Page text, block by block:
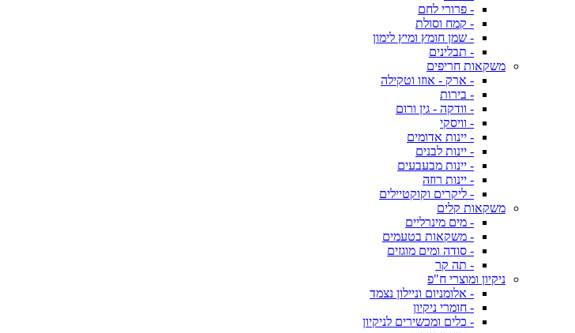
- פרורי לחם
- קמח וסולת
- שמן חומץ ומיץ לימון
- תבלינים
משקאות חריפים
- ארק - אוזו וטקילה
- בירות
- וודקה - גין ורום
- וויסקי
- יינות אדומים
- יינות לבנים
- יינות מבעבעים
- יינות רוזה
- ליקרים וקוקטיילים
משקאות קלים
- מים מינרליים
- משקאות בטעמים
- סודה ומים מוגזים
- תה קר
ניקיון ומוצרי ח"פ
- אלומניום וניילון נצמד
- חומרי ניקיון
- כלים ומכשירים לניקיון